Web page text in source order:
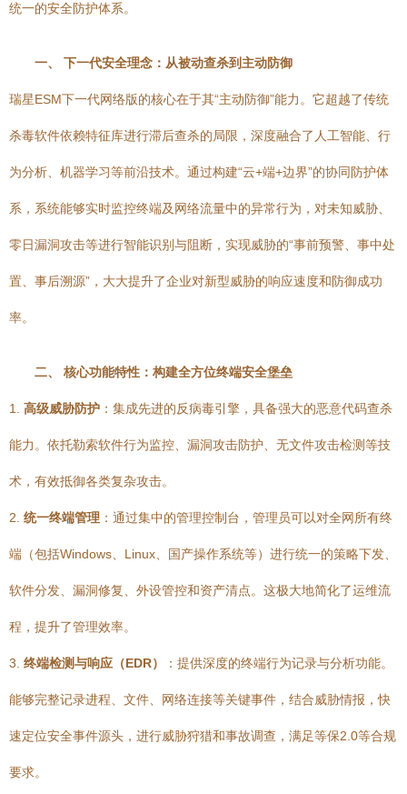
统一的安全防护体系。
一、 下一代安全理念：从被动查杀到主动防御
瑞星ESM下一代网络版的核心在于其“主动防御”能力。它超越了传统
杀毒软件依赖特征库进行滞后查杀的局限，深度融合了人工智能、行
为分析、机器学习等前沿技术。通过构建“云+端+边界”的协同防护体
系，系统能够实时监控终端及网络流量中的异常行为，对未知威胁、
零日漏洞攻击等进行智能识别与阻断，实现威胁的“事前预警、事中处
置、事后溯源”，大大提升了企业对新型威胁的响应速度和防御成功
率。
二、 核心功能特性：构建全方位终端安全堡垒
1. 高级威胁防护 ：集成先进的反病毒引擎，具备强大的恶意代码查杀
能力。依托勒索软件行为监控、漏洞攻击防护、无文件攻击检测等技
术，有效抵御各类复杂攻击。
2. 统一终端管理 ：通过集中的管理控制台，管理员可以对全网所有终
端（包括Windows、Linux、国产操作系统等）进行统一的策略下发、
软件分发、漏洞修复、外设管控和资产清点。这极大地简化了运维流
程，提升了管理效率。
3. 终端检测与响应（EDR） ：提供深度的终端行为记录与分析功能。
能够完整记录进程、文件、网络连接等关键事件，结合威胁情报，快
速定位安全事件源头，进行威胁狩猎和事故调查，满足等保2.0等合规
要求。